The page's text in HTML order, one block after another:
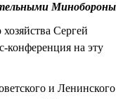
Минобороны
Сергей
конференция на эту
и Ленинского